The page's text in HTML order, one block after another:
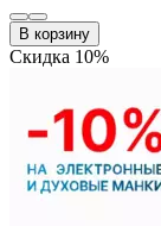
В корзину
Скидка 10%